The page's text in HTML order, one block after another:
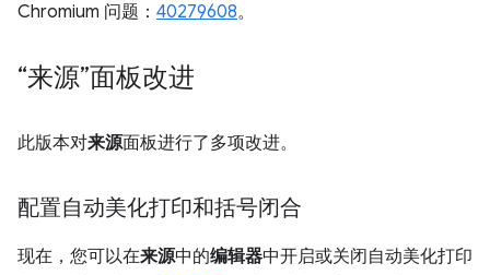
Chromium 问题： 40279608。
“来源”面板改进
此版本对来源面板进行了多项改进。
配置自动美化打印和括号闭合
现在，您可以在来源中的编辑器中开启或关闭自动美化打印